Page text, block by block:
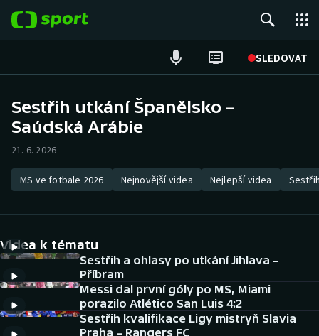
SLEDOVAT
Hokej
Atletika
DALŠÍ SPORTY
Americký fotbal
Baseball a softbal
NEPŘEHLÉDNĚTE
Sestřih utkání Španělsko –
Saúdská Arábie
21. 6. 2026
MS ve fotbale 2026 Nejnovější videa Nejlepší videa
Videa k tématu
Sestřih a ohlasy po utkání Jihlava –
Příbram
Messi dal první góly po MS, Miami
porazilo Atlético San Luis 4:2
Sestřih kvalifikace Ligy mistryň Slavia
Praha – Rangers FC